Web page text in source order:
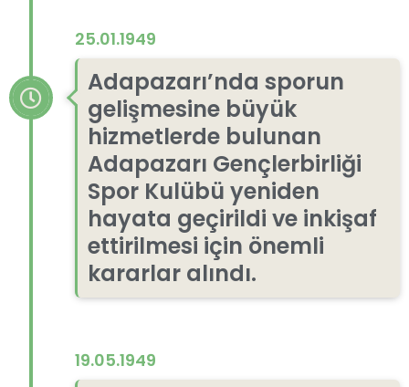
25.01.1949
Adapazarı’nda sporun
gelişmesine büyük
hizmetlerde bulunan
Adapazarı Gençlerbirliği
Spor Kulübü yeniden
hayata geçirildi ve inkişaf
ettirilmesi için önemli
kararlar alındı.
19.05.1949